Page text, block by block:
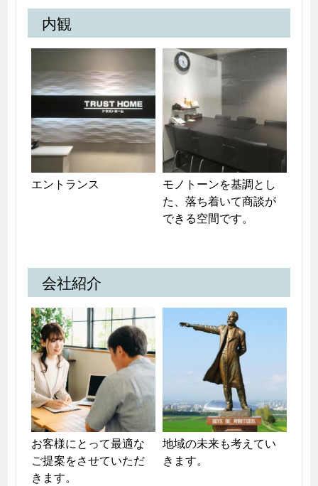
内観
エントランス
モノトーンを基調とし
た、落ち着いて商談が
できる空間です。
会社紹介
お客様にとって最適な
ご提案をさせていただ
きます。
地域の未来も考えてい
きます。